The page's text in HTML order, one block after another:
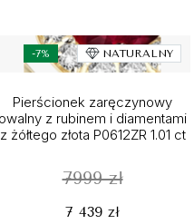
-7% NATURALNY
Pierścionek zaręczynowy
owalny z rubinem i diamentami
z żółtego złota P0612ZR 1.01 ct
7999 zł
7 439 zł